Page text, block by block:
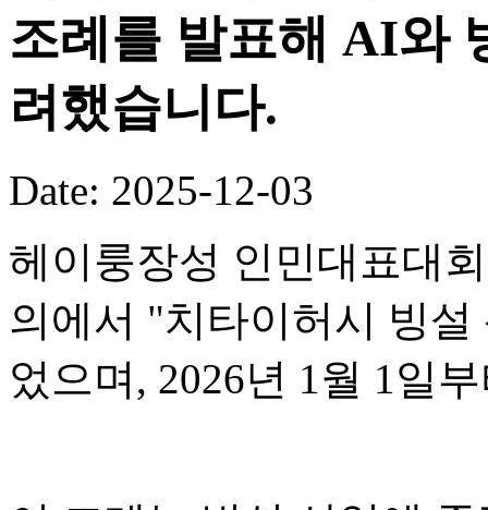
조례를 발표해 AI와
려했습니다.
Date: 2025-12-03
헤이룽장성 인민대표대
의에서 "치타이허시 빙
었으며, 2026년 1월 1일